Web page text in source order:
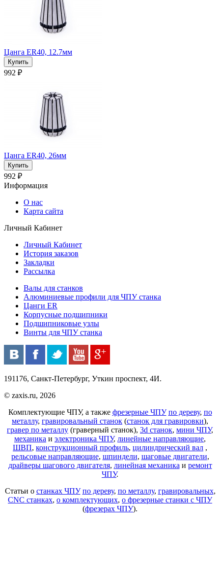
Цанга ER40, 12.7мм
992 ₽
Цанга ER40, 26мм
992 ₽
Информация
О нас
Карта сайта
Личный Кабинет
Личный Кабинет
История заказов
Закладки
Рассылка
Валы для станков
Алюминиевые профили для ЧПУ станка
Цанги ER
Корпусные подшипники
Подшипниковые узлы
Винты для ЧПУ станка
191176, Санкт-Петербург, Уткин проспект, 4И.
© zaxis.ru, 2026
Комплектующие ЧПУ, а также фрезерные ЧПУ по дереву, по
металлу, гравировальный станок (станок для гравировки),
гравер по металлу (граверный станок), 3d станок, мини ЧПУ,
механика и электроника ЧПУ, линейные направляющие,
ШВП, конструкционный профиль, цилиндрический вал ,
рельсовые направляющие, шпиндели, шаговые двигатели,
драйверы шагового двигателя, линейная механика и ремонт
ЧПУ.
Статьи о станках ЧПУ по дереву, по металлу, гравировальных,
CNC станках, о комплектующих, о фрезерные станки с ЧПУ
(фрезерах ЧПУ).